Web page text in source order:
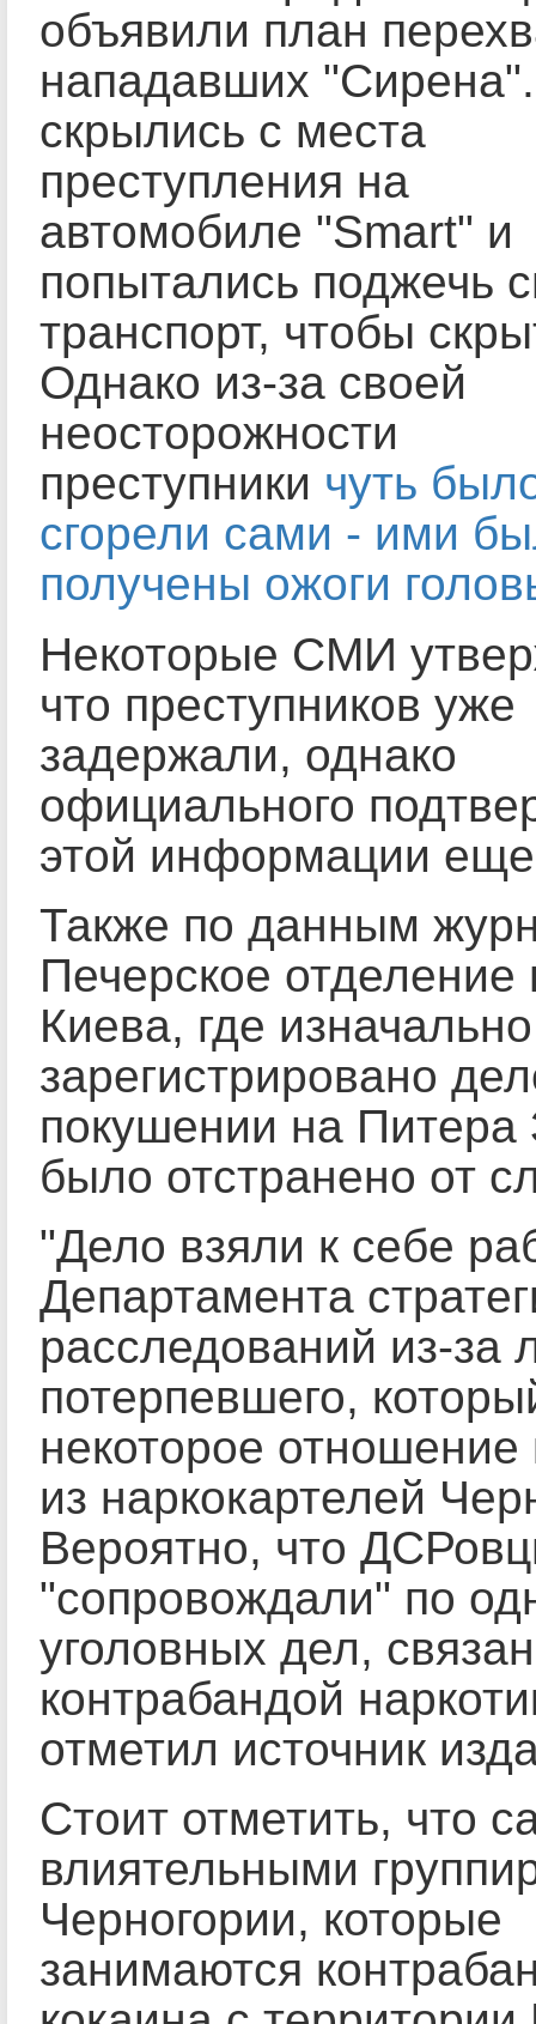
объявили план
нападавших
скрылись с места
преступления на
автомобиле "Smart" и
попытались поджечь
транспорт, чтобы
Однако из-за своей
неосторожности
преступники чуть
сгорели сами - ими
получены ожоги
Некоторые СМИ
что преступников уже
задержали, однако
официального
этой информации еще
Также по данным
Печерское отделение
Киева, где
зарегистрировано
покушении на Питера
было отстранено от
"Дело взяли к себе
Департамента
расследований из-за
потерпевшего,
некоторое отношение
из наркокартелей
Вероятно, что
"сопровождали" по
уголовных дел,
контрабандой
отметил источник
Стоит отметить, что
влиятельными
Черногории, которые
занимаются